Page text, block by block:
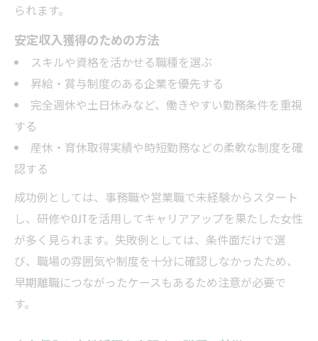
女性活躍が進む未経験向け職種の特徴とは
未経験から女性活躍と安定収入を目指す方
法
女性活躍支援が充実した未経験職種の選び
られます。
安定収入獲得のための方法
スキルや資格を活かせる職種を選ぶ
昇給・賞与制度のある企業を優先する
完全週休や土日休みなど、働きやすい勤務条件を重視
する
産休・育休取得実績や時短勤務などの柔軟な制度を確
認する
成功例としては、事務職や営業職で未経験からスタート
し、研修やOJTを活用してキャリアアップを果たした女性
が多く見られます。失敗例としては、条件面だけで選
び、職場の雰囲気や制度を十分に確認しなかったため、
早期離職につながったケースもあるため注意が必要で
す。